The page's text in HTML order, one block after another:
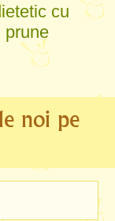
cu
prune
noi pe